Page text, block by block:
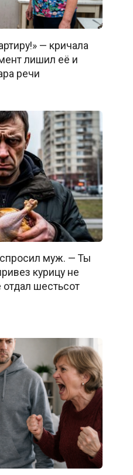
— кричала
лишил её и
речи
муж. — Ты
курицу не
отдал шестьсот